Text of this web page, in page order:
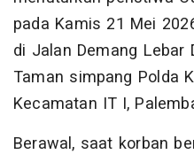
pada Kamis 21 Mei
di Jalan Demang Lebar
Taman simpang Polda
Kecamatan IT I,
Berawal, saat korban